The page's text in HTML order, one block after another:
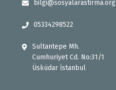
bilgi@sosyalarastirma.org
05334298522
Sultantepe Mh.
Cumhuriyet Cd. No:31/1
Üsküdar İstanbul